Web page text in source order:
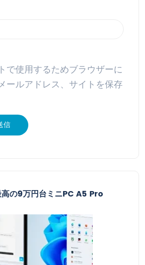
で使用するためブラウザーに
ールアドレス、サイトを保存
の9万円台ミニPC A5 Pro